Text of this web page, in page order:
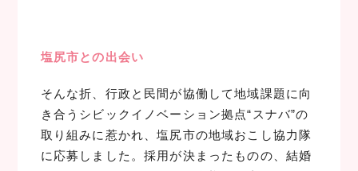
塩尻市との出会い
そんな折、行政と民間が協働して地域課題に向
き合うシビックイノベーション拠点“スナバ”の
取り組みに惹かれ、塩尻市の地域おこし協力隊
に応募しました。採用が決まったものの、結婚